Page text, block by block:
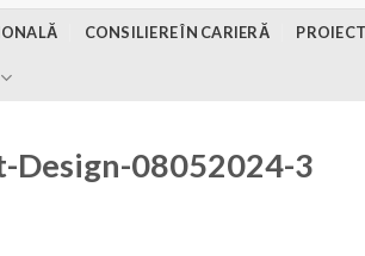
CONSILIERE ÎN CARIERĂ
Design-08052024-3